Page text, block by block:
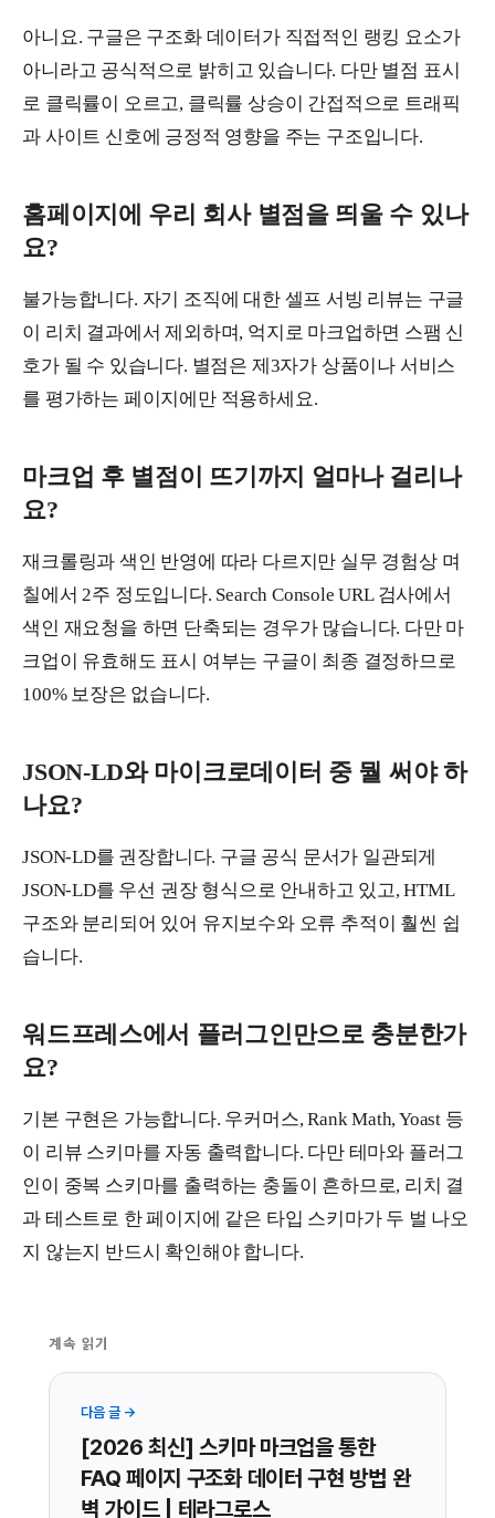
아니요. 구글은 구조화 데이터가 직접적인 랭킹 요소가
아니라고 공식적으로 밝히고 있습니다. 다만 별점 표시
로 클릭률이 오르고, 클릭률 상승이 간접적으로 트래픽
과 사이트 신호에 긍정적 영향을 주는 구조입니다.
홈페이지에 우리 회사 별점을 띄울 수 있나
요?
불가능합니다. 자기 조직에 대한 셀프 서빙 리뷰는 구글
이 리치 결과에서 제외하며, 억지로 마크업하면 스팸 신
호가 될 수 있습니다. 별점은 제3자가 상품이나 서비스
를 평가하는 페이지에만 적용하세요.
마크업 후 별점이 뜨기까지 얼마나 걸리나
요?
재크롤링과 색인 반영에 따라 다르지만 실무 경험상 며
칠에서 2주 정도입니다. Search Console URL 검사에서
색인 재요청을 하면 단축되는 경우가 많습니다. 다만 마
크업이 유효해도 표시 여부는 구글이 최종 결정하므로
100% 보장은 없습니다.
JSON-LD와 마이크로데이터 중 뭘 써야 하
나요?
JSON-LD를 권장합니다. 구글 공식 문서가 일관되게
JSON-LD를 우선 권장 형식으로 안내하고 있고, HTML
구조와 분리되어 있어 유지보수와 오류 추적이 훨씬 쉽
습니다.
워드프레스에서 플러그인만으로 충분한가
요?
기본 구현은 가능합니다. 우커머스, Rank Math, Yoast 등
이 리뷰 스키마를 자동 출력합니다. 다만 테마와 플러그
인이 중복 스키마를 출력하는 충돌이 흔하므로, 리치 결
과 테스트로 한 페이지에 같은 타입 스키마가 두 벌 나오
지 않는지 반드시 확인해야 합니다.
계속 읽기
다음 글 →
[2026 최신] 스키마 마크업을 통한
FAQ 페이지 구조화 데이터 구현 방법 완
벽 가이드 | 테라그로스